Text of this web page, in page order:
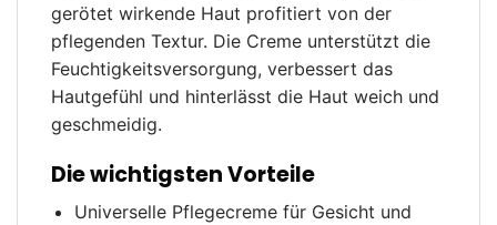
gerötet wirkende Haut profitiert von der
pflegenden Textur. Die Creme unterstützt die
Feuchtigkeitsversorgung, verbessert das
Hautgefühl und hinterlässt die Haut weich und
geschmeidig.
Die wichtigsten Vorteile
Universelle Pflegecreme für Gesicht und